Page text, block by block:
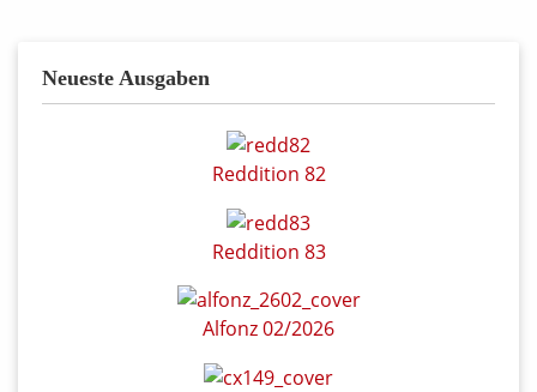
Neueste Ausgaben
Reddition 82
Reddition 83
Alfonz 02/2026